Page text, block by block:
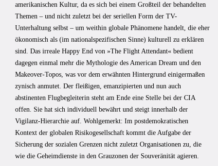
amerikanischen Kultur, da es sich bei einem Großteil der behandelten
Themen – und nicht zuletzt bei der seriellen Form der TV-
Unterhaltung selbst – um weithin globale Phänomene handelt, die eher
ökonomisch als (im nationalspezifischen Sinne) kulturell zu erklären
sind. Das irreale Happy End von »The Flight Attendant« bedient
dagegen einmal mehr die Mythologie des American Dream und den
Makeover-Topos, was vor dem erwähnten Hintergrund einigermaßen
zynisch anmutet. Der fleißigen, emanzipierten und nun auch
abstinenten Flugbegleiterin steht am Ende eine Stelle bei der CIA
offen. Sie hat sich individuell bewährt und steigt innerhalb der
Vigilanz-Hierarchie auf. Wohlgemerkt: Im postdemokratischen
Kontext der globalen Risikogesellschaft kommt die Aufgabe der
Sicherung der sozialen Grenzen nicht zuletzt Organisationen zu, die
wie die Geheimdienste in den Grauzonen der Souveränität agieren.